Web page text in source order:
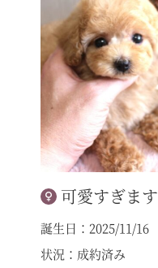
可愛すぎます
誕生日：2025/11/16
状況：成約済み